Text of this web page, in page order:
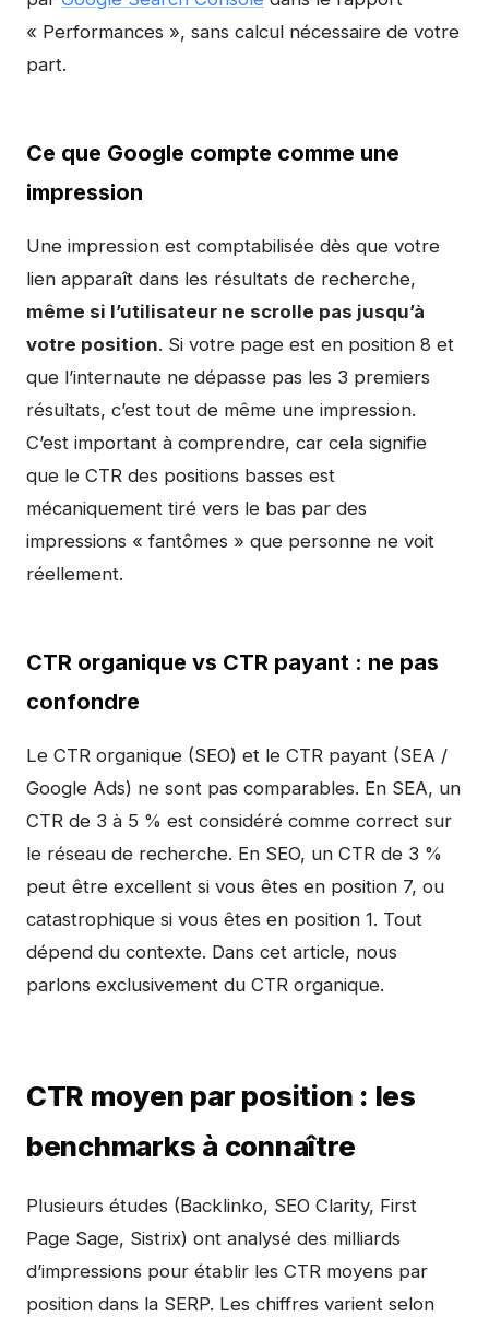
« Performances », sans calcul nécessaire de votre
part.
Ce que Google compte comme une
impression
Une impression est comptabilisée dès que votre
lien apparaît dans les résultats de recherche,
même si l’utilisateur ne scrolle pas jusqu’à
votre position. Si votre page est en position 8 et
que l’internaute ne dépasse pas les 3 premiers
résultats, c’est tout de même une impression.
C’est important à comprendre, car cela signifie
que le CTR des positions basses est
mécaniquement tiré vers le bas par des
impressions « fantômes » que personne ne voit
réellement.
CTR organique vs CTR payant : ne pas
confondre
Le CTR organique (SEO) et le CTR payant (SEA /
Google Ads) ne sont pas comparables. En SEA, un
CTR de 3 à 5 % est considéré comme correct sur
le réseau de recherche. En SEO, un CTR de 3 %
peut être excellent si vous êtes en position 7, ou
catastrophique si vous êtes en position 1. Tout
dépend du contexte. Dans cet article, nous
parlons exclusivement du CTR organique.
CTR moyen par position : les
benchmarks à connaître
Plusieurs études (Backlinko, SEO Clarity, First
Page Sage, Sistrix) ont analysé des milliards
d’impressions pour établir les CTR moyens par
position dans la SERP. Les chiffres varient selon